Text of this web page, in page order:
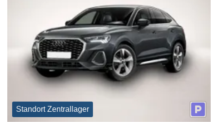
Standort Zentrallager